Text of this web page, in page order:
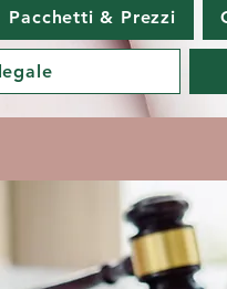
Pacchetti & Prezzi